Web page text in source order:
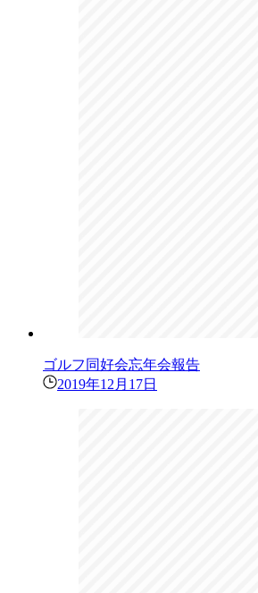
ゴルフ同好会忘年会報告
2019年12月17日